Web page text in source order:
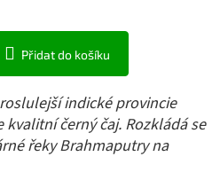
Přidat do košíku
indické provincie
černý čaj. Rozkládá se
řeky Brahmaputry na